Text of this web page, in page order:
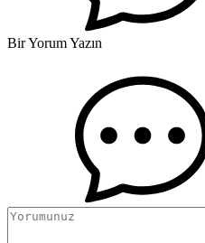
Bir Yorum Yazın